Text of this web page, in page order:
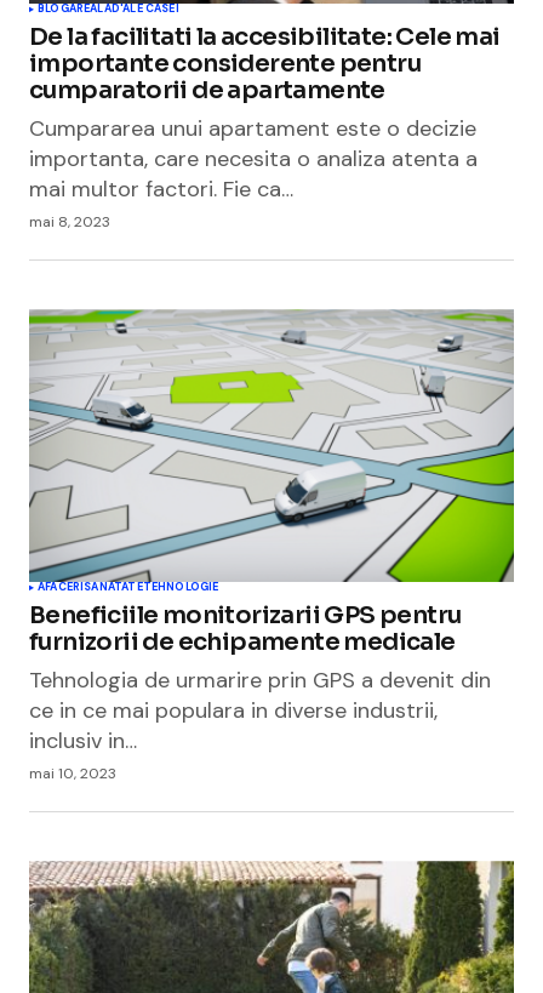
BLOGAREALAD'ALE CASEI
De la facilitati la accesibilitate: Cele mai
importante considerente pentru
cumparatorii de apartamente
Cumpararea unui apartament este o decizie
importanta, care necesita o analiza atenta a
mai multor factori. Fie ca…
mai 8, 2023
AFACERISANATATETEHNOLOGIE
Beneficiile monitorizarii GPS pentru
furnizorii de echipamente medicale
Tehnologia de urmarire prin GPS a devenit din
ce in ce mai populara in diverse industrii,
inclusiv in…
mai 10, 2023